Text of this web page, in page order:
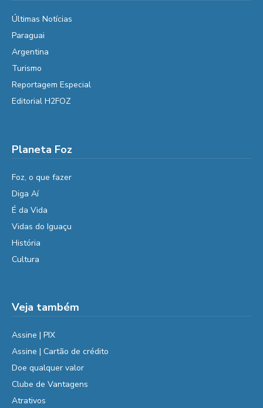
Últimas Notícias
Paraguai
Argentina
Turismo
Reportagem Especial
Editorial H2FOZ
Planeta Foz
Foz, o que fazer
Diga Aí
É da Vida
Vidas do Iguaçu
História
Cultura
Veja também
Assine | PIX
Assine | Cartão de crédito
Doe qualquer valor
Clube de Vantagens
Atrativos